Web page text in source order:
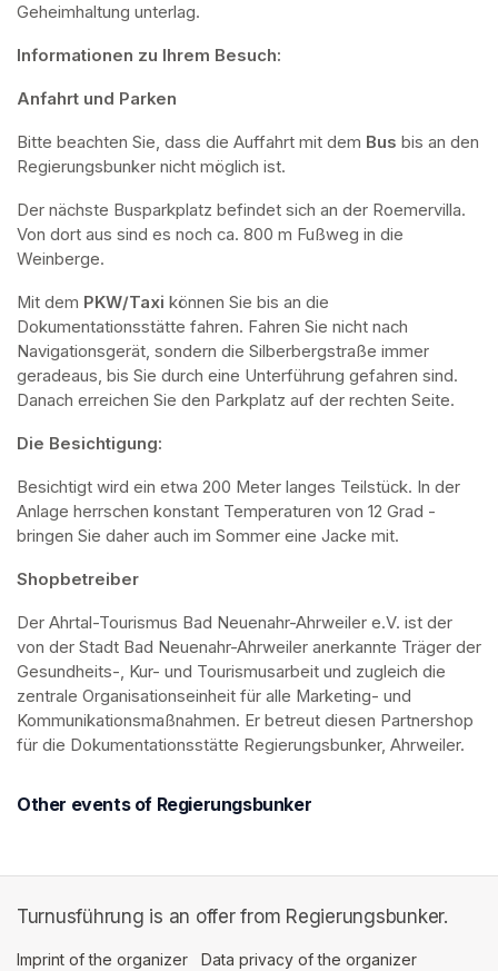
Geheimhaltung unterlag.
Informationen zu Ihrem Besuch:
Anfahrt und Parken
Bitte beachten Sie, dass die Auffahrt mit dem Bus bis an den
Regierungsbunker nicht möglich ist.
Der nächste Busparkplatz befindet sich an der Roemervilla.
Von dort aus sind es noch ca. 800 m Fußweg in die
Weinberge.
Mit dem PKW/Taxi können Sie bis an die
Dokumentationsstätte fahren. Fahren Sie nicht nach
Navigationsgerät, sondern die Silberbergstraße immer
geradeaus, bis Sie durch eine Unterführung gefahren sind.
Danach erreichen Sie den Parkplatz auf der rechten Seite.
Die Besichtigung:
Besichtigt wird ein etwa 200 Meter langes Teilstück. In der
Anlage herrschen konstant Temperaturen von 12 Grad -
bringen Sie daher auch im Sommer eine Jacke mit.
Shopbetreiber
Der Ahrtal-Tourismus Bad Neuenahr-Ahrweiler e.V. ist der
von der Stadt Bad Neuenahr-Ahrweiler anerkannte Träger der
Gesundheits-, Kur- und Tourismusarbeit und zugleich die
zentrale Organisationseinheit für alle Marketing- und
Kommunikationsmaßnahmen. Er betreut diesen Partnershop
für die Dokumentationsstätte Regierungsbunker, Ahrweiler.
Other events of Regierungsbunker
Turnusführung is an offer from Regierungsbunker.
Imprint of the organizer (opens in a new tab)
Data privacy of the organizer